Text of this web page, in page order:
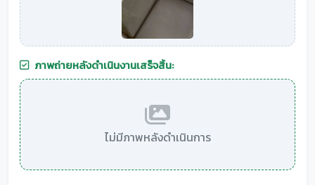
ภาพถ่ายหลังดำเนินงานเสร็จสิ้น:
ไม่มีภาพหลังดำเนินการ